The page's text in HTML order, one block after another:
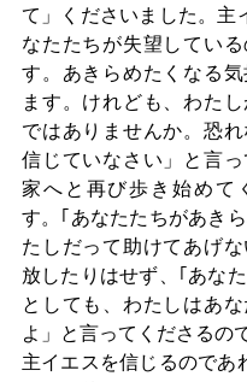
て」くださいました。主
なたたちが失望してい
す。あきらめたくなる
ます。けれども、わた
ではありませんか。恐
信じていなさい」と言
家へと再び歩き始めて
す。｢あなたたちがあき
たしだって助けてあげ
放したりはせず、｢あな
としても、わたしはあな
よ」と言ってくださるの
主イエスを信じるのであ